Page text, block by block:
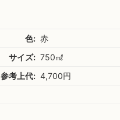
色: 赤
サイズ: 750㎖
参考上代: 4,700円